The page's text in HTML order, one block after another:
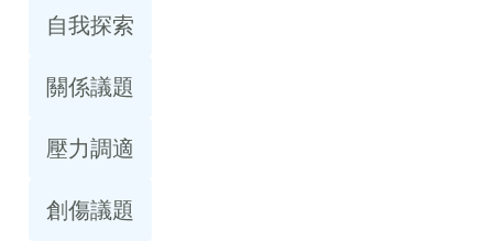
自我探索
關係議題
壓力調適
創傷議題